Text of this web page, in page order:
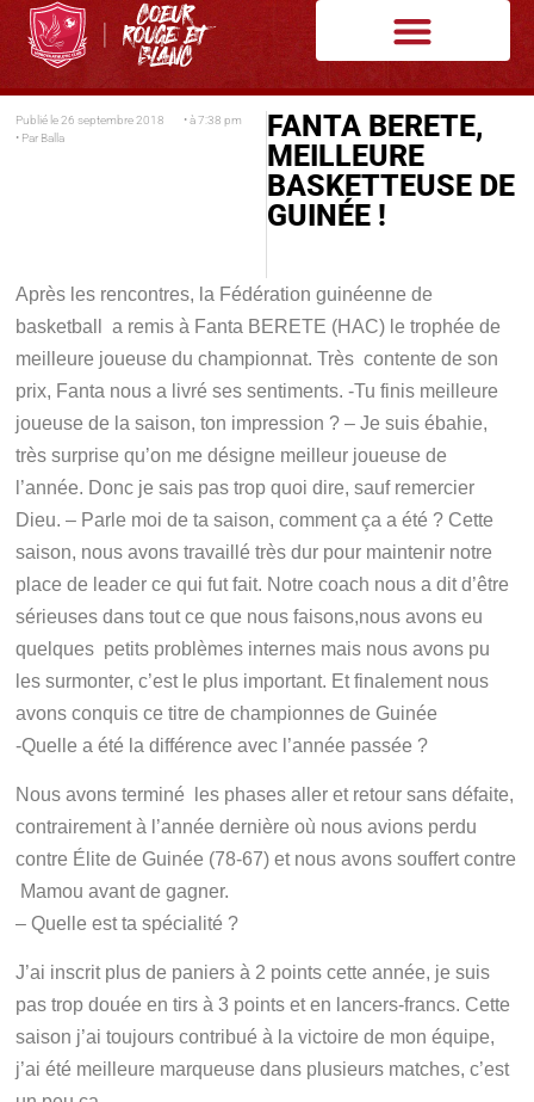
Publié le 26 septembre 2018 • à 7:38 pm
• Par Balla
FANTA BERETE,
MEILLEURE
BASKETTEUSE DE
GUINÉE !
Après les rencontres, la Fédération guinéenne de
basketball a remis à Fanta BERETE (HAC) le trophée de
meilleure joueuse du championnat. Très contente de son
prix, Fanta nous a livré ses sentiments.-Tu finis meilleure
joueuse de la saison, ton impression ?– Je suis ébahie,
très surprise qu’on me désigne meilleur joueuse de
l’année. Donc je sais pas trop quoi dire, sauf remercier
Dieu.– Parle moi de ta saison, comment ça a été ? Cette
saison, nous avons travaillé très dur pour maintenir notre
place de leader ce qui fut fait. Notre coach nous a dit d’être
sérieuses dans tout ce que nous faisons,nous avons eu
quelques petits problèmes internes mais nous avons pu
les surmonter, c’est le plus important. Et finalement nous
avons conquis ce titre de championnes de Guinée
-Quelle a été la différence avec l’année passée ?
Nous avons terminé les phases aller et retour sans défaite,
contrairement à l’année dernière où nous avions perdu
contre Élite de Guinée (78-67) et nous avons souffert contre
Mamou avant de gagner.
– Quelle est ta spécialité ?
J’ai inscrit plus de paniers à 2 points cette année, je suis
pas trop douée en tirs à 3 points et en lancers-francs. Cette
saison j’ai toujours contribué à la victoire de mon équipe,
j’ai été meilleure marqueuse dans plusieurs matches, c’est